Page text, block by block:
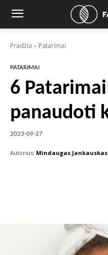
Pradžia Patarimai
PATARIMAI
6
panaudoti
2023-09-27
Autorius: Mindaugas Jankauskas